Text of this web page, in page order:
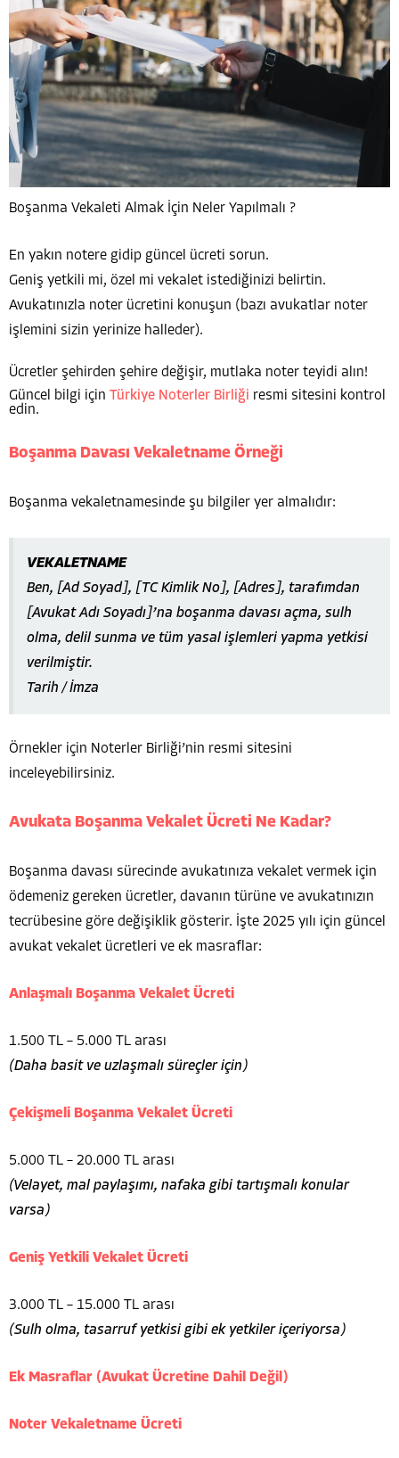
Boşanma Vekaleti Almak İçin Neler Yapılmalı ?
En yakın notere gidip güncel ücreti sorun.
Geniş yetkili mi, özel mi vekalet istediğinizi belirtin.
Avukatınızla noter ücretini konuşun (bazı avukatlar noter
işlemini sizin yerinize halleder).
Ücretler şehirden şehire değişir, mutlaka noter teyidi alın!
Güncel bilgi için Türkiye Noterler Birliği resmi sitesini kontrol
edin.
Boşanma Davası Vekaletname Örneği
Boşanma vekaletnamesinde şu bilgiler yer almalıdır:
VEKALETNAME
Ben, [Ad Soyad], [TC Kimlik No], [Adres], tarafımdan
[Avukat Adı Soyadı]’na boşanma davası açma, sulh
olma, delil sunma ve tüm yasal işlemleri yapma yetkisi
verilmiştir.
Tarih / İmza
Örnekler için Noterler Birliği’nin resmi sitesini
inceleyebilirsiniz.
Avukata Boşanma Vekalet Ücreti Ne Kadar?
Boşanma davası sürecinde avukatınıza vekalet vermek için
ödemeniz gereken ücretler, davanın türüne ve avukatınızın
tecrübesine göre değişiklik gösterir. İşte 2025 yılı için güncel
avukat vekalet ücretleri ve ek masraflar:
Anlaşmalı Boşanma Vekalet Ücreti
1.500 TL – 5.000 TL arası
(Daha basit ve uzlaşmalı süreçler için)
Çekişmeli Boşanma Vekalet Ücreti
5.000 TL – 20.000 TL arası
(Velayet, mal paylaşımı, nafaka gibi tartışmalı konular
varsa)
Geniş Yetkili Vekalet Ücreti
3.000 TL – 15.000 TL arası
(Sulh olma, tasarruf yetkisi gibi ek yetkiler içeriyorsa)
Ek Masraflar (Avukat Ücretine Dahil Değil)
Noter Vekaletname Ücreti